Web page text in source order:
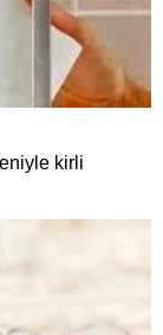
kirli